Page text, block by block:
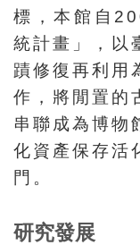
教
育
活
動
出
文
標，本館自
統計畫」，以
蹟修復再利用
作，將閒置的
串聯成為博物
化資產保存活
門。
研究發展